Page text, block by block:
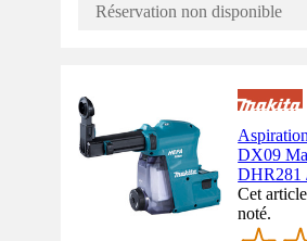
Réservation non disponible
DX09
DHR281
Cet
noté.